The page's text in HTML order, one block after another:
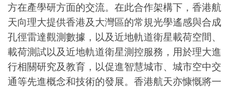
方在產學研方面的交流。在此合作架構下，香港航
天向理大提供香港及大灣區的常規光學遙感與合成
孔徑雷達觀測數據，以及近地軌道衛星載荷空間、
載荷測試以及近地軌道衛星測控服務，用於理大進
行相關研究及教育，以促進智慧城市、城市空中交
通等先進概念和技術的發展。香港航天亦慷慨將一